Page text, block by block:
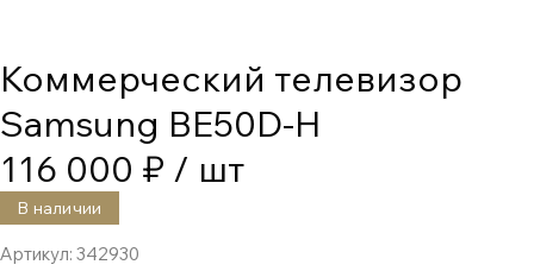
Коммерческий телевизор
Samsung BE50D-H
116 000 ₽ / шт
В наличии
Артикул: 342930